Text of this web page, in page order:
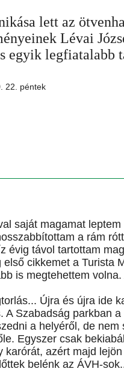
lett az
Lévai
egyik legfiatalabb
22. péntek
saját magamat
a rám
évig távol tartottam
cikkemet a Turista
is megtehettem
Újra és újra ide
A Szabadság parkban
a helyéről, de
Egyszer csak
karórát, azért majd
belénk az ÁVH-